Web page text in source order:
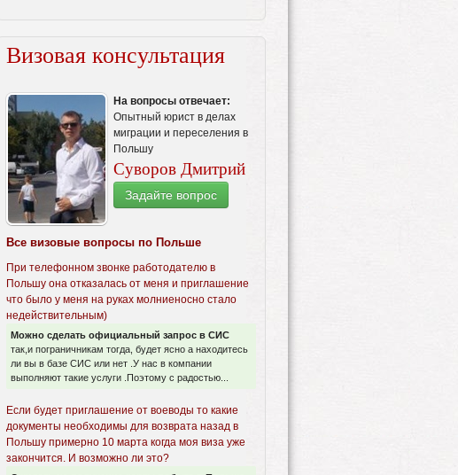
Визовая консультация
На вопросы отвечает:
Опытный юрист в делах
миграции и переселения в
Польшу
Суворов Дмитрий
Задайте вопрос
Все визовые вопросы по Польше
При телефонном звонке работодателю в
Польшу она отказалась от меня и приглашение
что было у меня на руках молниеносно стало
недействительным)
Можно сделать официальный запрос в СИС
так,и пограничникам тогда, будет ясно а находитесь
ли вы в базе СИС или нет .У нас в компании
выполняют такие услуги .Поэтому с радостью...
Если будет приглашение от воеводы то какие
документы необходимы для возврата назад в
Польшу примерно 10 марта когда моя виза уже
закончится. И возможно ли это?